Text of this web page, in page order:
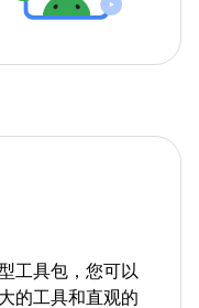
工具包，您可以
的工具和直观的